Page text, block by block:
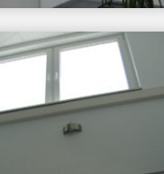
Türen/Fenster/